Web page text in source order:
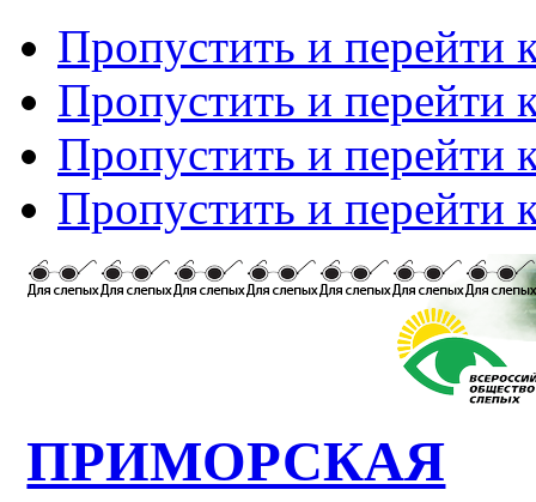
Пропустить и перейти
Пропустить и перейти
Пропустить и перейти
Пропустить и перейти
ПРИМОРСКАЯ